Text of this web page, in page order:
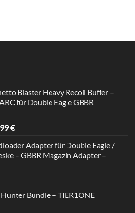
Blaster Heavy Recoil Buffer –
für Double Eagle GBBR
€
€Aktueller
ist:
34,99 €.
Adapter für Double Eagle /
– GBBR Magazin Adapter –
Bundle – TIER1ONE